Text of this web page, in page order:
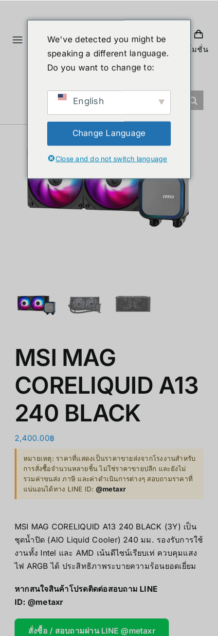
Toggle
Navigation
服务
关于我们
โปรโมชั่น
MSI MAG
CORELIQUID A13
240 BLACK
2,400.00฿
หมายเหตุ: ราคาที่แสดงเป็นราคาขายส่งจากโรงงานสำหรับ
การสั่งซื้อจำนวนหลายชิ้น ไม่ใช่ราคาขายปลีก และยังไม่
รวมค่าขนส่ง ภาษี และค่าดำเนินการต่างๆ สอบถามราคาที่
แน่นอนได้ทาง LINE ID: @metaxr
MSI MAG CORELIQUID A13 240 BLACK (3Y) เป็น
ชุดน้ำปิด (AIO Liquid Cooler) 240 มม. รองรับการใช้
งานทั้ง Intel และ AMD เน้นดีไซน์เรียบเท่ ควบคุมแสง
ไฟ ARGB ได้ ประสิทธิภาพระบายความร้อนยอดเยี่ยม
หากสนใจสินค้าโปรดติดต่อสอบถาม LINE
ID: @metaxr
สั่งซื้อ / สอบถามผ่าน LINE @metaxr
We've detected you might be
speaking a different language.
Do you want to change to:
English
Change Language
Close and do not switch language